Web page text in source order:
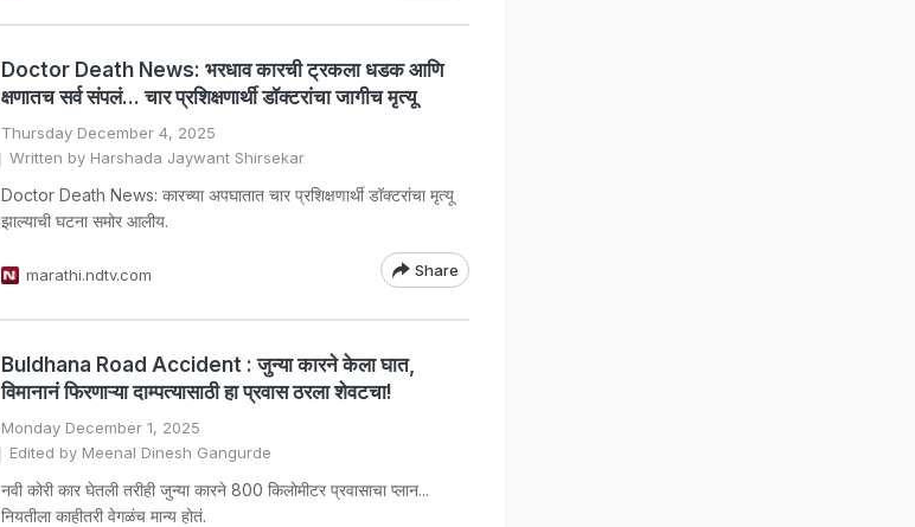
Doctor Death News: भरधाव कारची ट्रकला धडक आणि
क्षणातच सर्व संपलं... चार प्रशिक्षणार्थी डॉक्टरांचा जागीच मृत्यू
Thursday December 4, 2025
Written by Harshada Jaywant Shirsekar
Doctor Death News: कारच्या अपघातात चार प्रशिक्षणार्थी डॉक्टरांचा मृत्यू
झाल्याची घटना समोर आलीय.
marathi.ndtv.com Share
Buldhana Road Accident : जुन्या कारने केला घात,
विमानानं फिरणाऱ्या दाम्पत्यासाठी हा प्रवास ठरला शेवटचा!
Monday December 1, 2025
Edited by Meenal Dinesh Gangurde
नवी कोरी कार घेतली तरीही जुन्या कारने 800 किलोमीटर प्रवासाचा प्लान...
नियतीला काहीतरी वेगळंच मान्य होतं.